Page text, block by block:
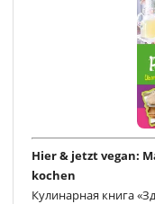
Hier & jetzt vegan:
kochen
Кулинарная книга